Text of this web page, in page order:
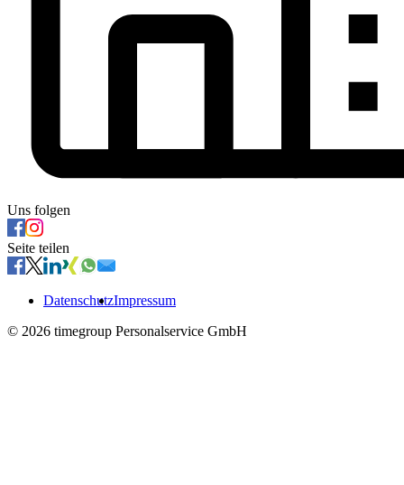
Uns folgen
Seite teilen
DatenschutzImpressum
© 2026 timegroup Personalservice GmbH